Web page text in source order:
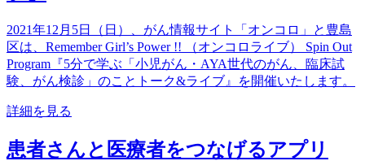
2021年12月5日（日）、がん情報サイト「オンコロ」と豊島
区は、Remember Girl’s Power !! （オンコロライブ） Spin Out
Program『5分で学ぶ「小児がん・AYA世代のがん、臨床試
験、がん検診」のことトーク&ライブ』を開催いたします。
詳細を見る
患者さんと医療者をつなげるアプリ